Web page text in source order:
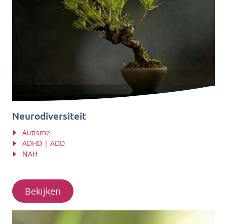
Neurodiversiteit
Autisme
ADHD | ADD
NAH
Bekijken